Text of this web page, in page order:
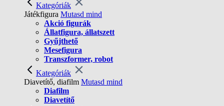
Kategóriák
Játékfigura Mutasd mind
Akció figurák
Állatfigura, állatszett
Gyűjthető
Mesefigura
Transzformer, robot
Kategóriák
Diavetítő, diafilm Mutasd mind
Diafilm
Diavetítő